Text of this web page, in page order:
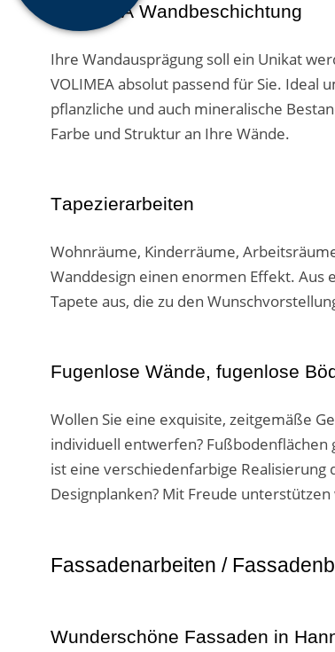
VOLIMEA Wandbeschichtung
Ihre Wandausprägung soll ein Unikat
VOLIMEA absolut passend für Sie. Ideal
pflanzliche und auch mineralische
Farbe und Struktur an Ihre Wände.
Tapezierarbeiten
Wohnräume, Kinderräume,
Wanddesign einen enormen Effekt.
Tapete aus, die zu den
Fugenlose Wände, fugenlose
Wollen Sie eine exquisite, zeitgemäße
individuell entwerfen?
ist eine verschiedenfarbige
Designplanken? Mit Freude unterstützen
Fassadenarbeiten /
Wunderschöne Fassaden in